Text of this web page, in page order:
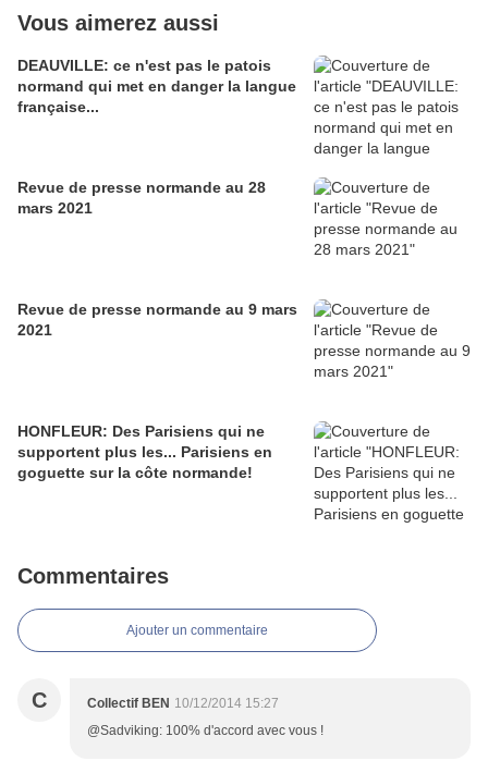
Vous aimerez aussi
DEAUVILLE: ce n'est pas le patois
normand qui met en danger la langue
française...
Revue de presse normande au 28
mars 2021
Revue de presse normande au 9 mars
2021
HONFLEUR: Des Parisiens qui ne
supportent plus les... Parisiens en
goguette sur la côte normande!
Commentaires
Ajouter un commentaire
C Collectif BEN 10/12/2014 15:27
@Sadviking: 100% d'accord avec vous !